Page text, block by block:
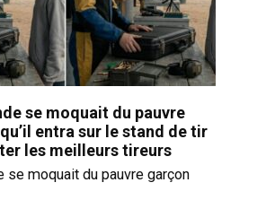
se moquait du pauvre
entra sur le stand de tir
les meilleurs tireurs
se moquait du pauvre garçon